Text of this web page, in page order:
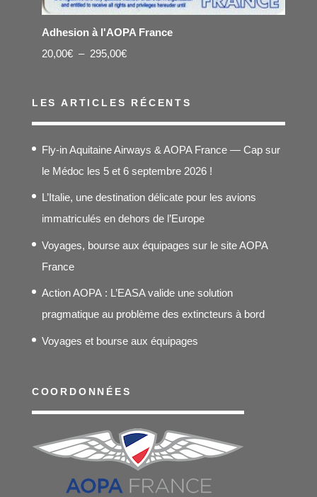
Adhesion à l'AOPA France
20,00€ – 295,00€Plage
prix :
295,00€
LES ARTICLES RÉCENTS
Fly-in Aquitaine Airways & AOPA France — Cap sur
le Médoc les 5 et 6 septembre 2026 !
L’Italie, une destination délicate pour les avions
immatriculés en dehors de l’Europe
Voyages, bourse aux équipages sur le site AOPA
France
Action AOPA : L’EASA valide une solution
pragmatique au problème des extincteurs à bord
Voyages et bourse aux équipages
COORDONNÉES